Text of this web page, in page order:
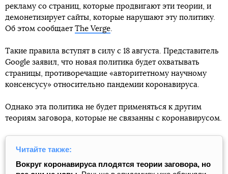
рекламу со страниц, которые продвигают эти теории, и
демонетизирует сайты, которые нарушают эту политику.
Об этом сообщает The Verge.
Такие правила вступят в силу с 18 августа. Представитель
Google заявил, что новая политика будет охватывать
страницы, противоречащие «авторитетному научному
консенсусу» относительно пандемии коронавируса.
Однако эта политика не будет применяться к другим
теориям заговора, которые не связанны с коронавирусом.
Читайте также:
Вокруг коронавируса плодятся теории заговора, но